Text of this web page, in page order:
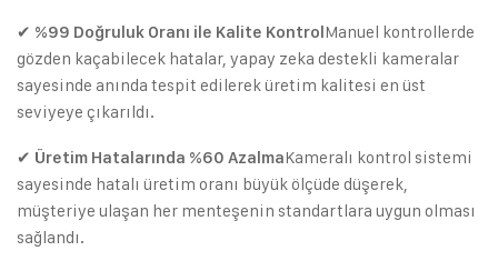
✔ %99 Doğruluk Oranı ile Kalite KontrolManuel kontrollerde
gözden kaçabilecek hatalar, yapay zeka destekli kameralar
sayesinde anında tespit edilerek üretim kalitesi en üst
seviyeye çıkarıldı.
✔ Üretim Hatalarında %60 AzalmaKameralı kontrol sistemi
sayesinde hatalı üretim oranı büyük ölçüde düşerek,
müşteriye ulaşan her menteşenin standartlara uygun olması
sağlandı.